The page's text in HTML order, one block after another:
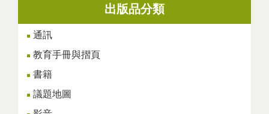
出版品分類
通訊
教育手冊與摺頁
書籍
議題地圖